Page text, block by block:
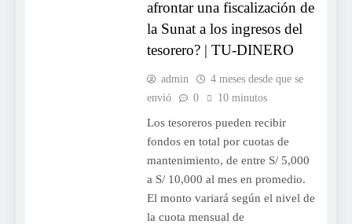
afrontar una fiscalización de
la Sunat a los ingresos del
tesorero? | TU-DINERO
admin
4 meses desde que se
envió
0 10 minutos
Los tesoreros pueden recibir
fondos en total por cuotas de
mantenimiento, de entre S/ 5,000
a S/ 10,000 al mes en promedio.
El monto variará según el nivel de
la cuota mensual de